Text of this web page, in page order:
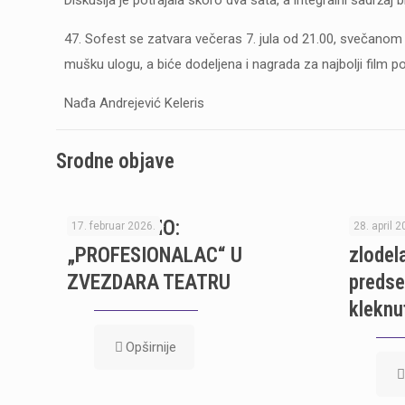
47. Sofest se zatvara večeras 7. jula od 21.00,
mušku ulogu, a biće dodeljena i nagrada za najbolji film
Nađa Andrejević Keleris
Srodne objave
17. februar 2026.
PREMIJERNO:
„PROFESIONALAC“ U
ZVEZDARA TEATRU
Opširnije
28. april